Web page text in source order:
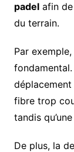
padelafin de
du terrain.
Par
fibre trop
tandis
De plus, la